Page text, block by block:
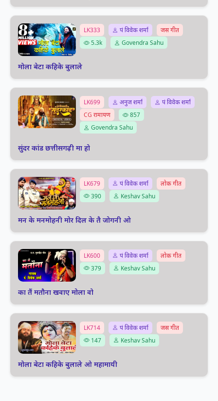
LK333 पं विवेक शर्मा
जस गीत
5.3k
Govendra Sahu
मोला बेटा कहिके बुलाले
LK699 अनुज शर्मा
पं विवेक शर्मा
CG रामायण
857
Govendra Sahu
सुंदर कांड छत्तीसगढ़ी मा हो
LK679 पं विवेक शर्मा
लोक गीत
390
Keshav Sahu
मन के मनमोहनी मोर दिल के तै जोगनी ओ
LK600 पं विवेक शर्मा
लोक गीत
379
Keshav Sahu
का तैं मतौना खवाए मोला वो
LK714 पं विवेक शर्मा
जस गीत
147
Keshav Sahu
मोला बेटा कहिके बुलाले ओ महामायी